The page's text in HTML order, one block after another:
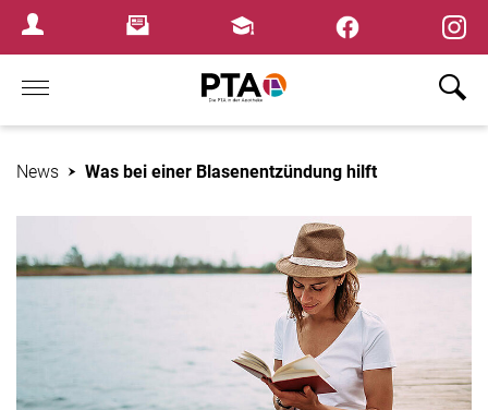
Login MenuNewsletterFortbildungen
Home
News Was bei einer Blasenentzündung hilft
×